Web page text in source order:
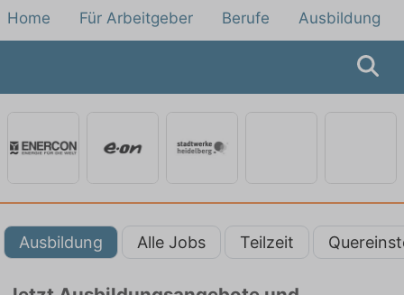
Home Für Arbeitgeber Berufe Ausbildung
Ausbildung Alle Jobs Teilzeit